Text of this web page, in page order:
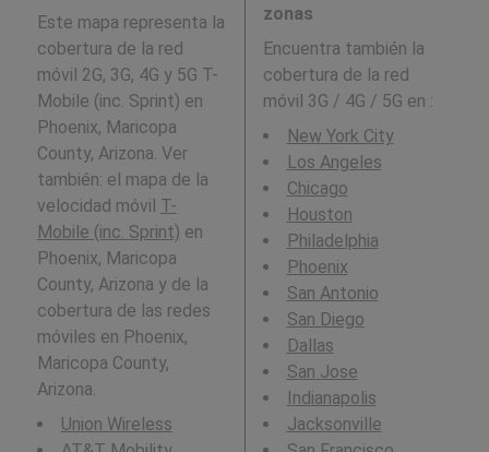
Este mapa representa la
cobertura de la red
móvil 2G, 3G, 4G y 5G T-
Mobile (inc. Sprint) en
Phoenix, Maricopa
County, Arizona. Ver
también: el mapa de la
velocidad móvil T-
Mobile (inc. Sprint) en
Phoenix, Maricopa
County, Arizona y de la
cobertura de las redes
móviles en Phoenix,
Maricopa County,
Arizona.
Union Wireless
zonas
Encuentra también la
cobertura de la red
móvil 3G / 4G / 5G en :
New York City
Los Angeles
Chicago
Houston
Philadelphia
Phoenix
San Antonio
San Diego
Dallas
San Jose
Indianapolis
Jacksonville